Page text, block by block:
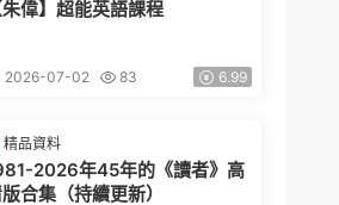
朱偉】超能英語課程
2026-07-02 83 6.99
精品資料
2026年45年的《讀者》高
合集（持續更新）